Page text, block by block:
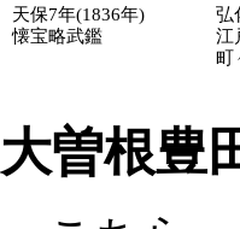
天保7年(1836年)
懐宝略武鑑
弘
江
町
大曽根豊